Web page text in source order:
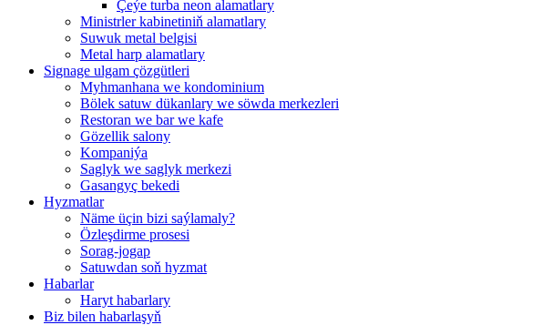
Çeýe turba neon alamatlary
Ministrler kabinetiniň alamatlary
Suwuk metal belgisi
Metal harp alamatlary
Signage ulgam çözgütleri
Myhmanhana we kondominium
Bölek satuw dükanlary we söwda merkezleri
Restoran we bar we kafe
Gözellik salony
Kompaniýa
Saglyk we saglyk merkezi
Gasangyç bekedi
Hyzmatlar
Näme üçin bizi saýlamaly?
Özleşdirme prosesi
Sorag-jogap
Satuwdan soň hyzmat
Habarlar
Haryt habarlary
Biz bilen habarlaşyň